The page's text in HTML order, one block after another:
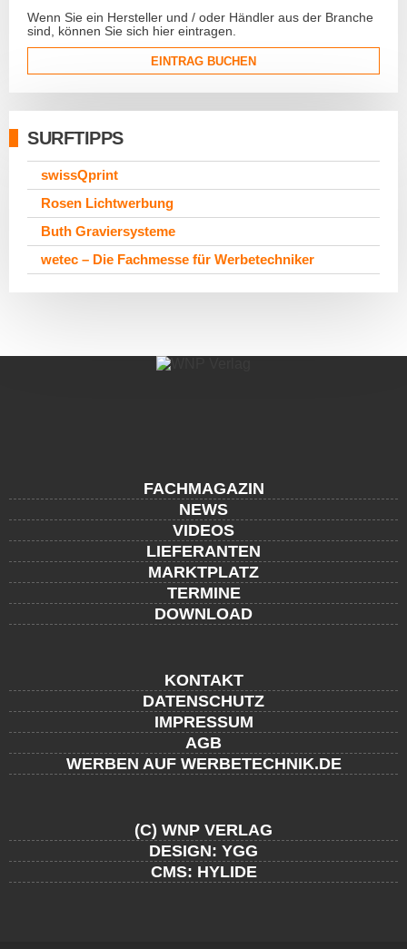
Wenn Sie ein Hersteller und / oder Händler aus der Branche
sind, können Sie sich hier eintragen.
EINTRAG BUCHEN
SURFTIPPS
swissQprint
Rosen Lichtwerbung
Buth Graviersysteme
wetec – Die Fachmesse für Werbetechniker
FACHMAGAZIN
NEWS
VIDEOS
LIEFERANTEN
MARKTPLATZ
TERMINE
DOWNLOAD
KONTAKT
DATENSCHUTZ
IMPRESSUM
AGB
WERBEN AUF WERBETECHNIK.DE
(C) WNP VERLAG
DESIGN: YGG
CMS: HYLIDE